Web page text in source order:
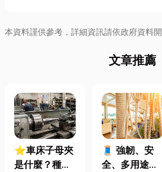
本資料謹供參考，詳細資訊請依政府資料開
文章推薦
⭐車床子母夾
是什麼？種
🧵 強韌、安
全、多用途！